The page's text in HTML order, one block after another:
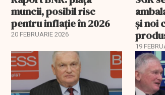
muncii, posibil risc
pentru inflație în 2026
20 FEBRUARIE 2026
și noi
19
EXCLUSIV